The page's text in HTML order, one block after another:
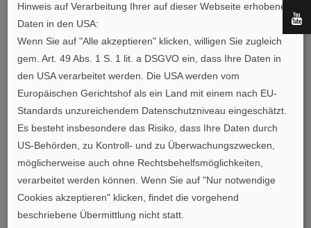
und dem Bauherrn aus. In unserer umfangreichen
Skala an Produkten für Wand–, Decken–, Boden–,
Möbel– und Akustik–Anwendungen finden wir immer
die richtige Lösung. Wir verfügen über sämtliche
erfüllen: eine Schatztruhe mit über 150 Holzarten,
hochmoderne Maschinen, ein nachhaltiges
Geschäftsmodell und ein flexibles Mitarbeiterteam.
Darüber hinaus vertreiben wir eine Reihe von
Markenprodukten als zugängliche Antwort auf die
geläufigsten Einrichtungsfragen.
Hinweis auf Verarbeitung Ihrer auf dieser Webseite erhobenen
Daten in den USA:
Wenn Sie auf "Alle akzeptieren" klicken, willigen Sie zugleich
gem. Art. 49 Abs. 1 S. 1 lit. a DSGVO ein, dass Ihre Daten in
den USA verarbeitet werden. Die USA werden vom
Europäischen Gerichtshof als ein Land mit einem nach EU-
Standards unzureichendem Datenschutzniveau eingeschätzt.
Es besteht insbesondere das Risiko, dass Ihre Daten durch
US-Behörden, zu Kontroll- und zu Überwachungszwecken,
möglicherweise auch ohne Rechtsbehelfsmöglichkeiten,
verarbeitet werden können. Wenn Sie auf "Nur notwendige
Cookies akzeptieren" klicken, findet die vorgehend
beschriebene Übermittlung nicht statt.